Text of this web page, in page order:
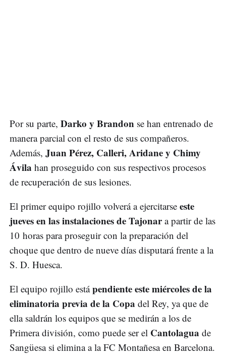
Por su parte, Darko y Brandon se han entrenado de
manera parcial con el resto de sus compañeros.
Además, Juan Pérez, Calleri, Aridane y Chimy
Ávila han proseguido con sus respectivos procesos
de recuperación de sus lesiones.
El primer equipo rojillo volverá a ejercitarse este
jueves en las instalaciones de Tajonara partir de las
10 horas para proseguir con la preparación del
choque que dentro de nueve días disputará frente a la
S. D. Huesca.
El equipo rojillo estápendiente este miércoles de la
eliminatoria previa de la Copa del Rey, ya que de
ella saldrán los equipos que se medirán a los de
Primera división, como puede ser el Cantolagua de
Sangüesa si elimina a la FC Montañesa en Barcelona.